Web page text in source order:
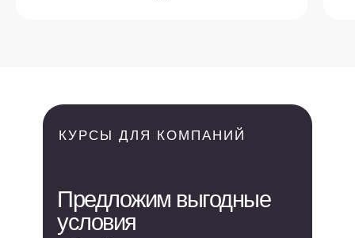
в издательстве“
Если честно, было немного
прошел и началось увлекательное
погружение в профессию
редактора.
Предложим выгодные
условия
КУРСЫ ДЛЯ КОМПАНИЙ